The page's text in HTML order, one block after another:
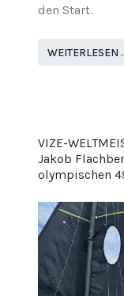
den Start.
WEITERLESEN
VIZE-
Jakob
olympischen